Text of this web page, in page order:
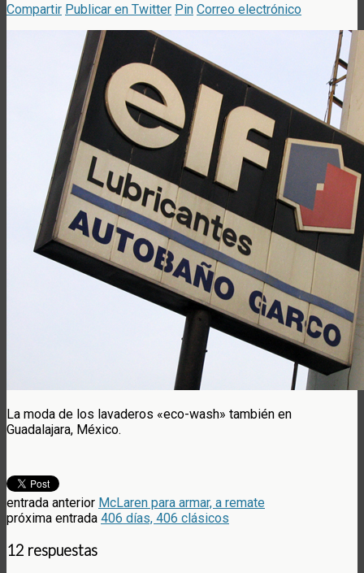
Compartir Publicar en Twitter Pin Correo electrónico
La moda de los lavaderos «eco-wash» también en
Guadalajara, México.
entrada anterior McLaren para armar, a remate
próxima entrada 406 días, 406 clásicos
12 respuestas